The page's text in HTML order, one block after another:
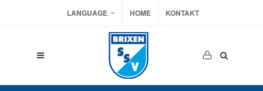
LANGUAGE HOME KONTAKT